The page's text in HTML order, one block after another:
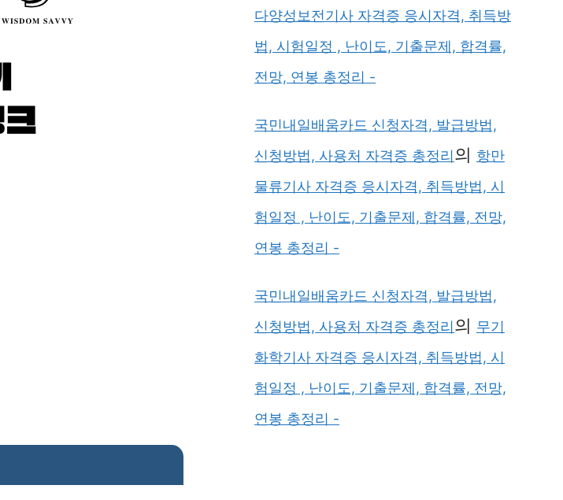
다양성보전기사 자격증 응시자격, 취득방
법, 시험일정 , 난이도, 기출문제, 합격률,
전망, 연봉 총정리 -
국민내일배움카드 신청자격, 발급방법,
신청방법, 사용처 자격증 총정리의 항만
물류기사 자격증 응시자격, 취득방법, 시
험일정 , 난이도, 기출문제, 합격률, 전망,
연봉 총정리 -
국민내일배움카드 신청자격, 발급방법,
신청방법, 사용처 자격증 총정리의 무기
화학기사 자격증 응시자격, 취득방법, 시
험일정 , 난이도, 기출문제, 합격률, 전망,
연봉 총정리 -